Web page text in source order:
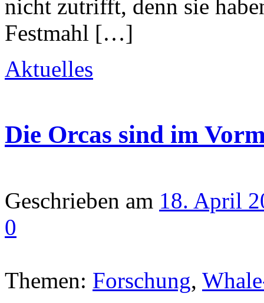
nicht zutrifft, denn sie
Festmahl […]
Aktuelles
Die Orcas sind im
Geschrieben am 18. April
0
Themen: Forschung,